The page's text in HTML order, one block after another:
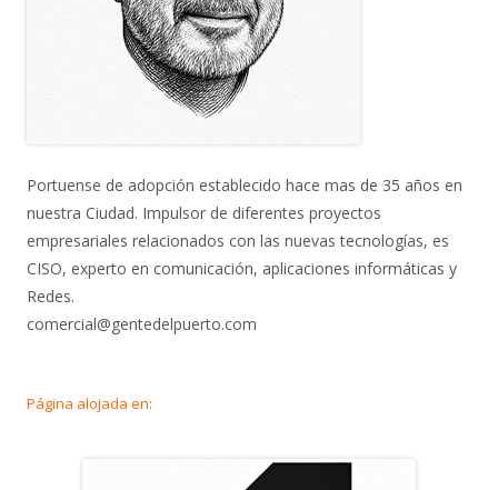
Portuense de adopción establecido hace mas de 35 años en
nuestra Ciudad. Impulsor de diferentes proyectos
empresariales relacionados con las nuevas tecnologías, es
CISO, experto en comunicación, aplicaciones informáticas y
Redes.
comercial@gentedelpuerto.com
Página alojada en: